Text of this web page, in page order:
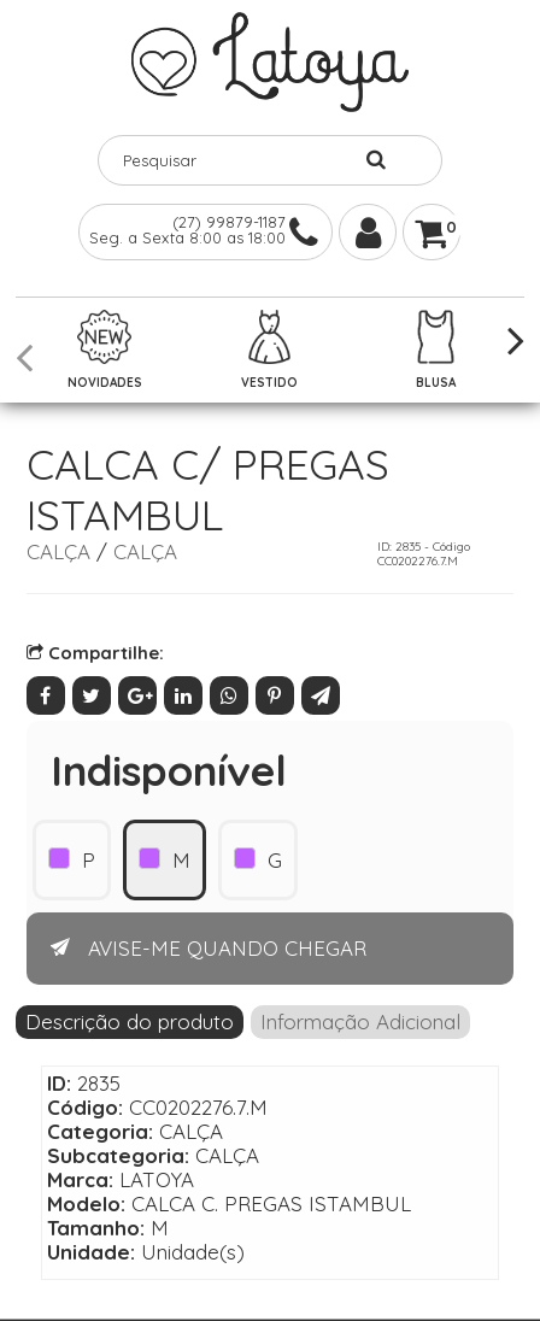
(27) 99879-1187
Seg. a Sexta 8:00 as 18:00
0
NOVIDADES VESTIDO BLUSA
CALCA C/ PREGAS
ISTAMBUL
CALÇA/ CALÇA
ID: 2835 - Código
CC0202276.7.M
Compartilhe:
Indisponível
P M G
AVISE-ME QUANDO CHEGAR
Descrição do produto Informação Adicional
ID: 2835
Código: CC0202276.7.M
Categoria: CALÇA
Subcategoria: CALÇA
Marca: LATOYA
Modelo: CALCA C. PREGAS ISTAMBUL
Tamanho: M
Unidade: Unidade(s)